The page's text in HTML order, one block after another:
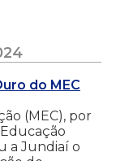
do MEC
(MEC), por
a Jundiaí o